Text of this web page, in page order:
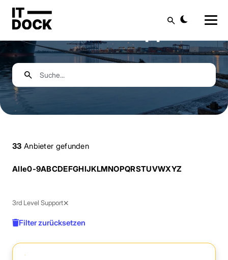
3rd Level Support
33 Anbieter gefunden
Alle0-9ABCDEFGHIJKLMNOPQRSTUVWXYZ
3rd Level Support×
Filter zurücksetzen